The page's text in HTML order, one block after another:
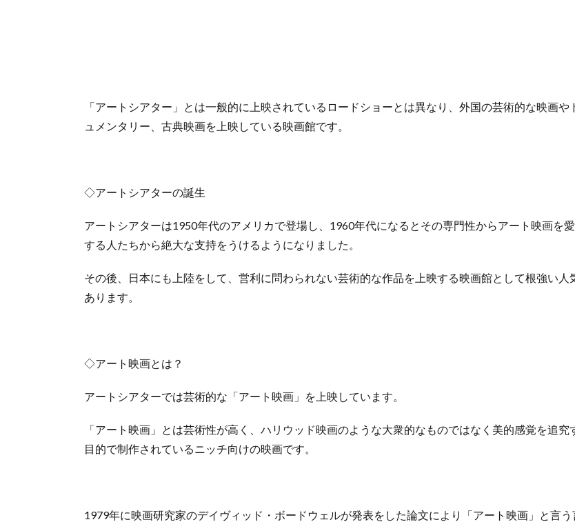
「アートシアター」とは一般的に上映されているロードショーとは異なり、外国の芸術的な映画や
ュメンタリー、古典映画を上映している映画館です。
◇アートシアターの誕生
アートシアターは1950年代のアメリカで登場し、1960年代になるとその専門性からアート映画を
する人たちから絶大な支持をうけるようになりました。
その後、日本にも上陸をして、営利に問わられない芸術的な作品を上映する映画館として根強い人
あります。
◇アート映画とは？
アートシアターでは芸術的な「アート映画」を上映しています。
「アート映画」とは芸術性が高く、ハリウッド映画のような大衆的なものではなく美的感覚を追究
目的で制作されているニッチ向けの映画です。
1979年に映画研究家のデイヴィッド・ボードウェルが発表をした論文により「アート映画」と言う